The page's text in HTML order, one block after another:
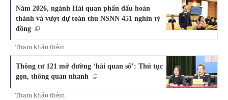
Năm 2026, ngành Hải quan phấn đấu hoàn
thành và vượt dự toán thu NSNN 451 nghìn tỷ
đồng
Tham khảo thêm
Thông tư 121 mở đường ‘hải quan số’: Thủ tục
gọn, thông quan nhanh
Tham khảo thêm